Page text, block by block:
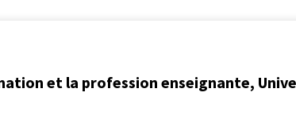
et la profession enseignante,